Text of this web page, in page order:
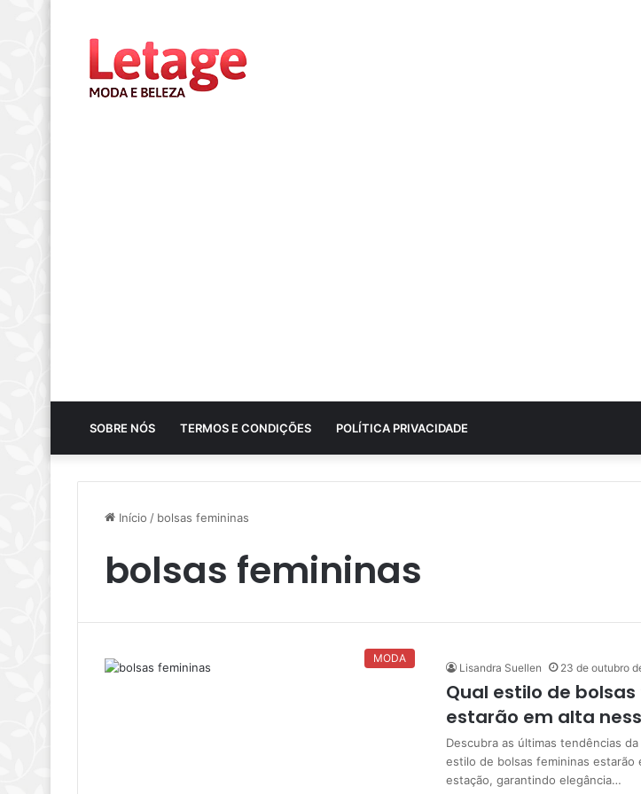
SOBRE NÓS TERMOS E CONDIÇÕES POLÍTICA PRIVACIDADE
Início / bolsas femininas
bolsas femininas
MODA
Lisandra Suellen 23 de outubro
Qual estilo de
estarão em alta
Descubra as últimas tendências
estilo de bolsas femininas estarão
estação, garantindo elegância…